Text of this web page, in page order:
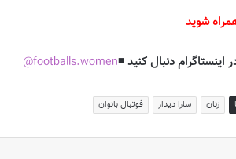
شوید
اینستاگرام دنبال کنید ◾️footballs.women@
زنان سارا دیدار فوتبال بانوان